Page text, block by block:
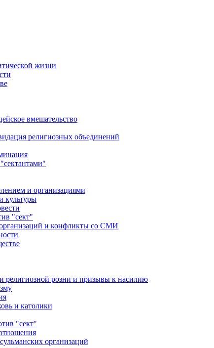
жизни
вмешательство
религиозных объединений
и организациями
культуры
"сект"
и конфликты со СМИ
религиозной розни и призывы к насилию
и католики
"сект"
организаций